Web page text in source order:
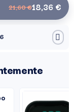
21,60 €18,36 €